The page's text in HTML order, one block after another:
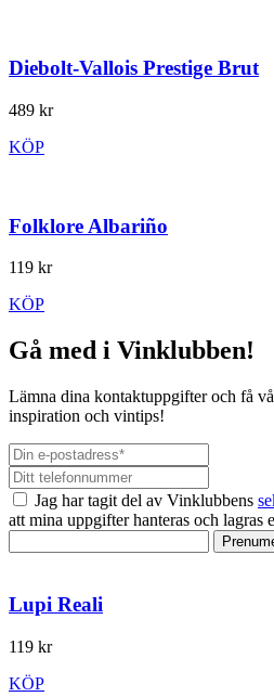
Diebolt-Vallois Prestige Brut
489 kr
KÖP
Folklore Albariño
119 kr
KÖP
Gå med i Vinklubben!
Lämna dina kontaktuppgifter och få
inspiration och vintips!
Jag har tagit del av Vinklubbens
att mina uppgifter hanteras och lagras
Lupi Reali
119 kr
KÖP